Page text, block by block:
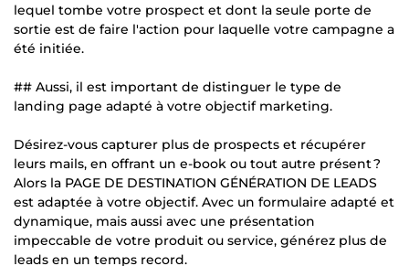
lequel tombe votre prospect et dont la seule porte de
sortie est de faire l'action pour laquelle votre campagne a
été initiée.
## Aussi, il est important de distinguer le type de
landing page adapté à votre objectif marketing.
Désirez-vous capturer plus de prospects et récupérer
leurs mails, en offrant un e-book ou tout autre présent ?
Alors la PAGE DE DESTINATION GÉNÉRATION DE LEADS
est adaptée à votre objectif. Avec un formulaire adapté et
dynamique, mais aussi avec une présentation
impeccable de votre produit ou service, générez plus de
leads en un temps record.